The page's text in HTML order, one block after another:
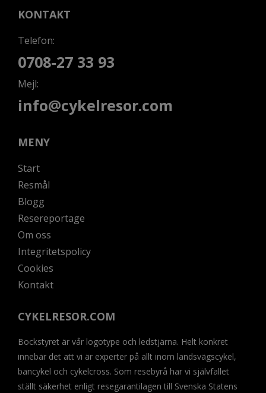
KONTAKT
Telefon:
0708-27 33 93
Mejl:
info@cykelresor.com
MENY
Start
Resmål
Blogg
Resereportage
Om oss
Integritetspolicy
Cookies
Kontakt
CYKELRESOR.COM
Bockstyret är vår logotype och ledstjärna. Helt konkret
innebär det att vi är experter på allt inom landsvägscykel,
bancykel och cykelcross. Som resebyrå har vi självfallet
ställt säkerhet enligt resegarantilagen till Svenska Statens